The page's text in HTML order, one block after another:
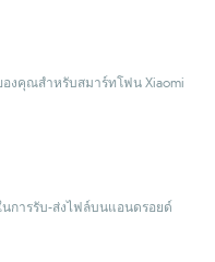
องคุณสำหรับสมาร์ทโฟน Xiaomi
นการรับ-ส่งไฟล์บนแอนดรอยด์